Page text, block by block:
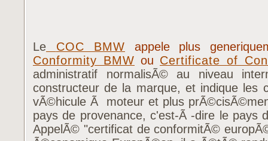
Le COC BMW appele plus
Conformity BMW ou Certificate of
administratif normalisÃ© au niveau
constructeur de la marque, et indique les
vÃ©hicule Ã moteur et plus
pays de provenance, c'est-Ã -dire le
AppelÃ© "certificat de conformitÃ©